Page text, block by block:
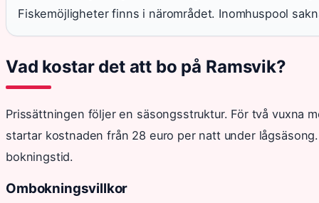
Fiskemöjligheter finns i närområdet. Inomhuspool
Vad kostar det att bo på Ramsvik?
Prissättningen följer en säsongsstruktur. För två vuxna
startar kostnaden från 28 euro per natt under
bokningstid.
Ombokningsvillkor